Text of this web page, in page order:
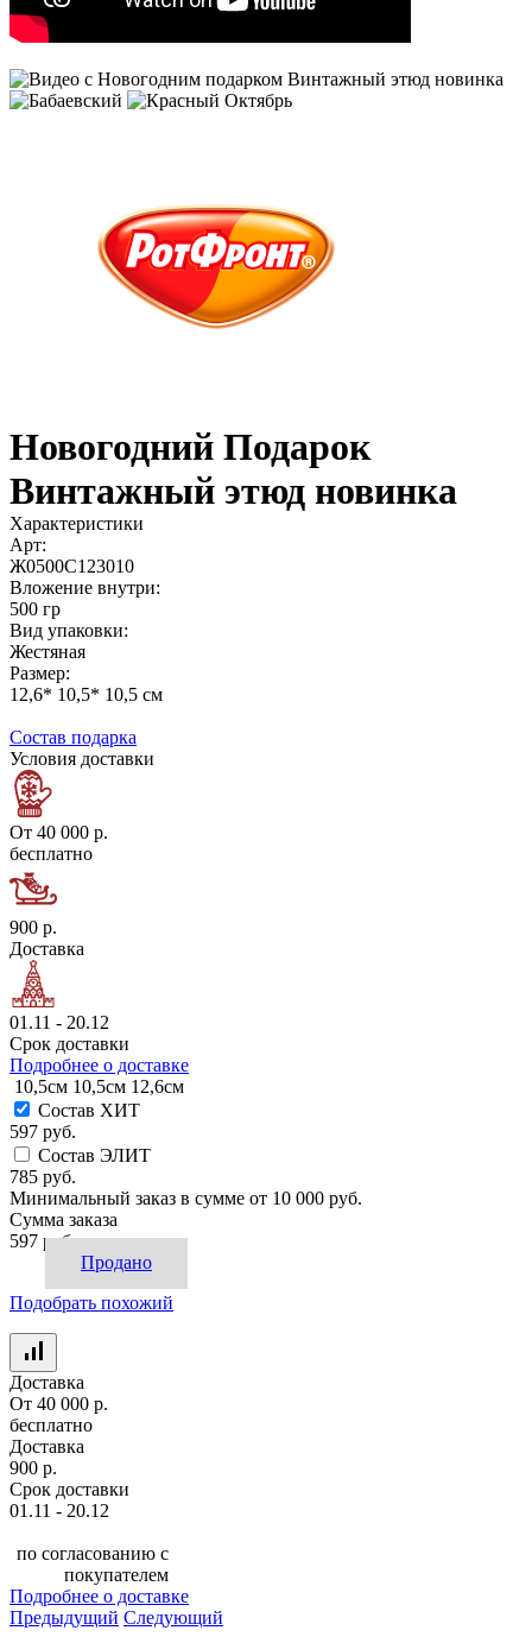
Новогодний Подарок
Винтажный этюд новинка
Характеристики
Арт:
Ж0500С123010
Вложение внутри:
500 гр
Вид упаковки:
Жестяная
Размер:
12,6* 10,5* 10,5 см
Состав подарка
Условия доставки
От 40 000 р.
бесплатно
900 р.
Доставка
01.11 - 20.12
Срок доставки
Подробнее о доставке
10,5см 10,5см 12,6см
Состав ХИТ
597 руб.
Состав ЭЛИТ
785 руб.
Минимальный заказ в сумме от 10 000 руб.
Сумма заказа
597 руб.
Продано
Подобрать похожий
Доставка
От 40 000 р.
бесплатно
Доставка
900 р.
Срок доставки
01.11 - 20.12
по согласованию с
покупателем
Подробнее о доставке
Предыдущий Следующий